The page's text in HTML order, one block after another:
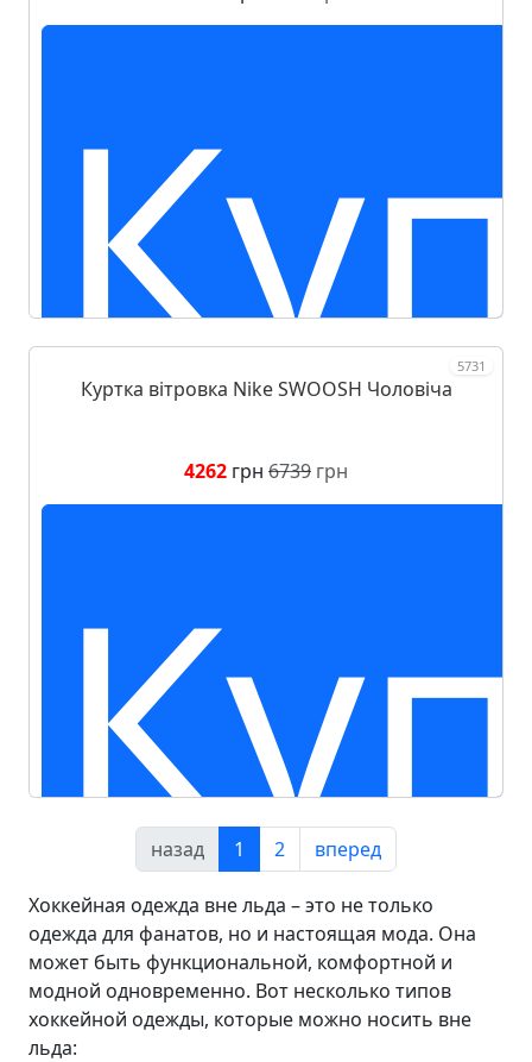
5731
Куртка вітровка Nike SWOOSH Чоловіча
4262 грн 6739 грн
назад 1 2 вперед
Хоккейная одежда вне льда – это не только
одежда для фанатов, но и настоящая мода. Она
может быть функциональной, комфортной и
модной одновременно. Вот несколько типов
хоккейной одежды, которые можно носить вне
льда: